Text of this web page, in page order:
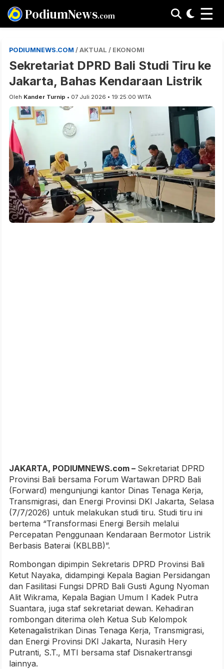
PodiumNews.com ☰
PODIUMNEWS.COM / AKTUAL / EKONOMI
Sekretariat DPRD Bali Studi Tiru ke
Jakarta, Bahas Kendaraan Listrik
Oleh Kander Turnip • 07 Juli 2026 • 19:25:00 WITA
JAKARTA, PODIUMNEWS.com – Sekretariat DPRD
Provinsi Bali bersama Forum Wartawan DPRD Bali
(Forward) mengunjungi kantor Dinas Tenaga Kerja,
Transmigrasi, dan Energi Provinsi DKI Jakarta, Selasa
(7/7/2026) untuk melakukan studi tiru. Studi tiru ini
bertema “Transformasi Energi Bersih melalui
Percepatan Penggunaan Kendaraan Bermotor Listrik
Berbasis Baterai (KBLBB)”.
Rombongan dipimpin Sekretaris DPRD Provinsi Bali
Ketut Nayaka, didampingi Kepala Bagian Persidangan
dan Fasilitasi Fungsi DPRD Bali Gusti Agung Nyoman
Alit Wikrama, Kepala Bagian Umum I Kadek Putra
Suantara, juga staf sekretariat dewan. Kehadiran
rombongan diterima oleh Ketua Sub Kelompok
Ketenagalistrikan Dinas Tenaga Kerja, Transmigrasi,
dan Energi Provinsi DKI Jakarta, Nurasih Hery
Putranti, S.T., MTI bersama staf Disnakertransgi
lainnya.